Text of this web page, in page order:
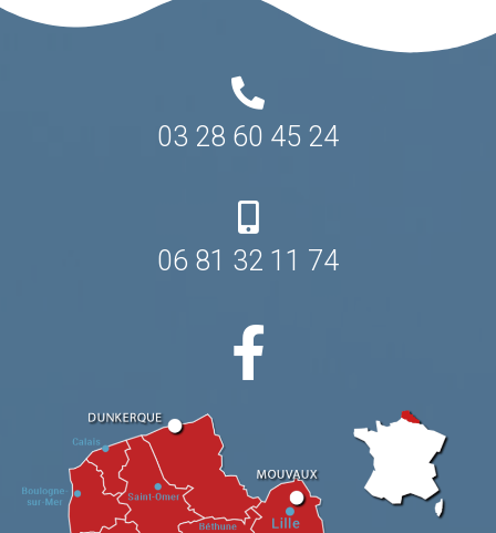
03 28 60 45 24
06 81 32 11 74